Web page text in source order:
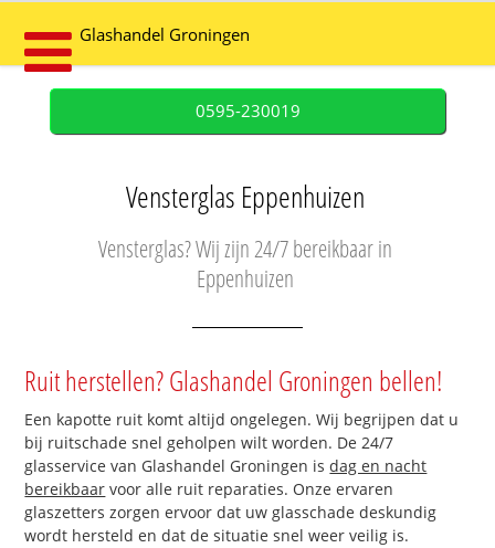
Glashandel Groningen
0595-230019
Vensterglas Eppenhuizen
Vensterglas? Wij zijn 24/7 bereikbaar in
Eppenhuizen
Ruit herstellen? Glashandel Groningen bellen!
Een kapotte ruit komt altijd ongelegen. Wij begrijpen dat u
bij ruitschade snel geholpen wilt worden. De 24/7
glasservice van Glashandel Groningen isdag en nacht
bereikbaar voor alle ruit reparaties. Onze ervaren
glaszetters zorgen ervoor dat uw glasschade deskundig
wordt hersteld en dat de situatie snel weer veilig is.